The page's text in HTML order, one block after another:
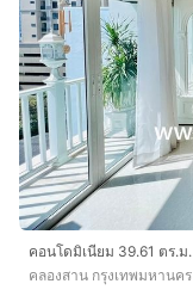
คลองสาน กรุงเทพมหานคร